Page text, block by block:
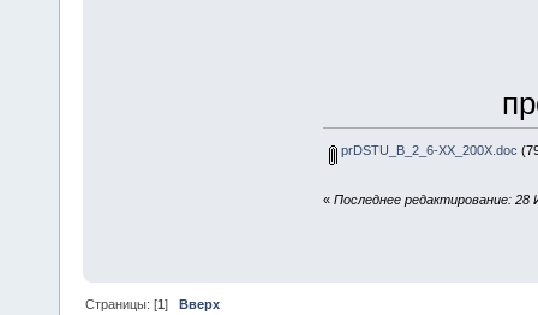
prDSTU_B_2_6-XX_200X.doc
« Последнее редактирование: 28
Страницы: [1]Вверх